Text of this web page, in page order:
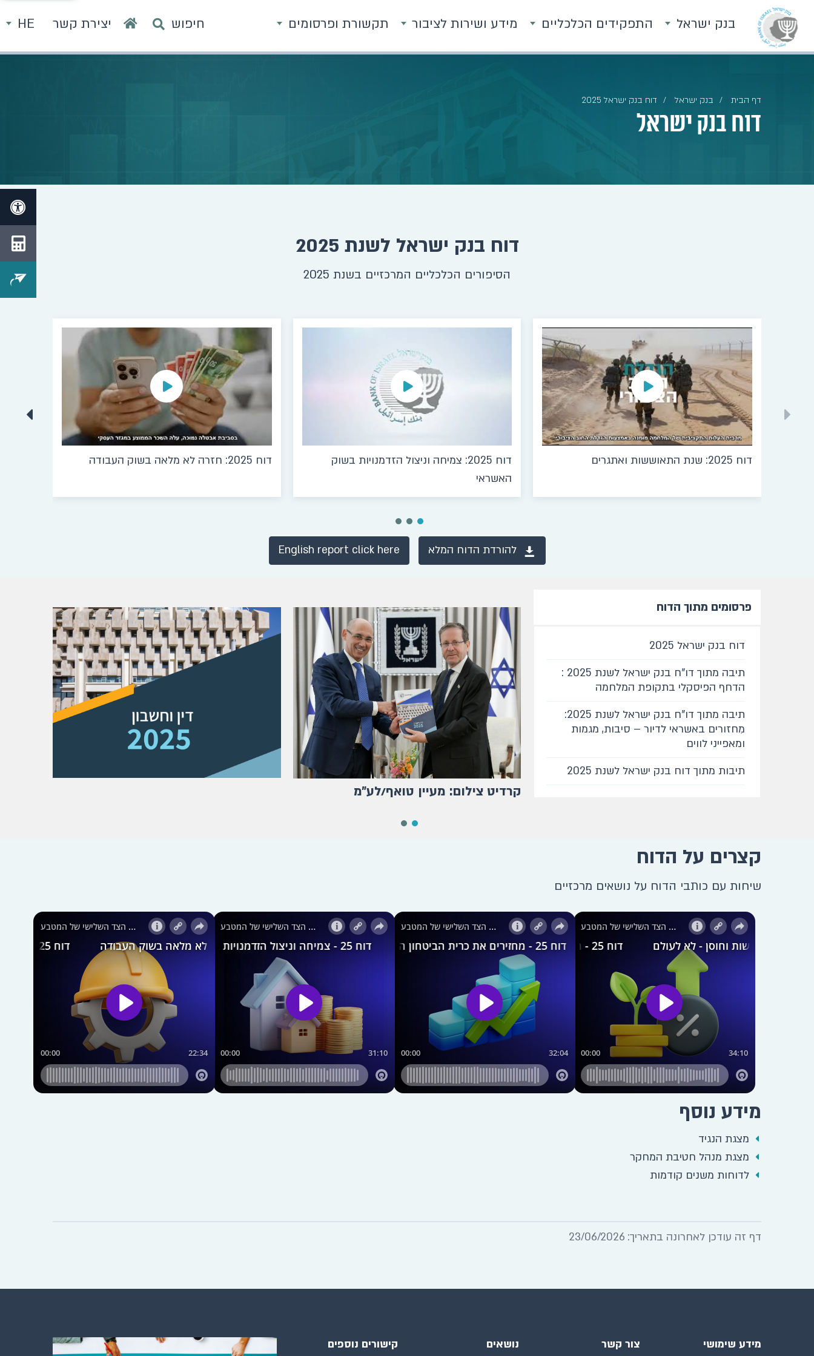
בנק ישראל התפקידים הכלכליים מידע ושירות לציבור תקשורת ופרסומים חיפוש יצירת קשר HE
דף הבית בנק ישראל דוח בנק ישראל 2025
דוח בנק ישראל
דוח בנק ישראל לשנת 2025
הסיפורים הכלכליים המרכזיים בשנת 2025
דוח 2025: שנת התאוששות ואתגרים
דוח 2025: צמיחה וניצול הזדמנויות בשוק
האשראי
דוח 2025: חזרה לא מלאה בשוק העבודה
להורדת הדוח המלא English report click here
פרסומים מתוך הדוח
דוח בנק ישראל 2025
תיבה מתוך דו"ח בנק ישראל לשנת 2025 :
הדחף הפיסקלי בתקופת המלחמה
תיבה מתוך דו"ח בנק ישראל לשנת 2025:
מִחזורים באשראי לדיור – סיבות, מגמות
ומאפייני לווים
תיבות מתוך דוח בנק ישראל לשנת 2025
קרדיט צילום: מעיין טואף/לע״מ
קצרים על הדוח
שיחות עם כותבי הדוח על נושאים מרכזיים
מידע נוסף
מצגת הנגיד
מצגת מנהל חטיבת המחקר
לדוחות משנים קודמות
דף זה עודכן לאחרונה בתאריך: 23/06/2026
מידע שימושי צור קשר נושאים קישורים נוספים